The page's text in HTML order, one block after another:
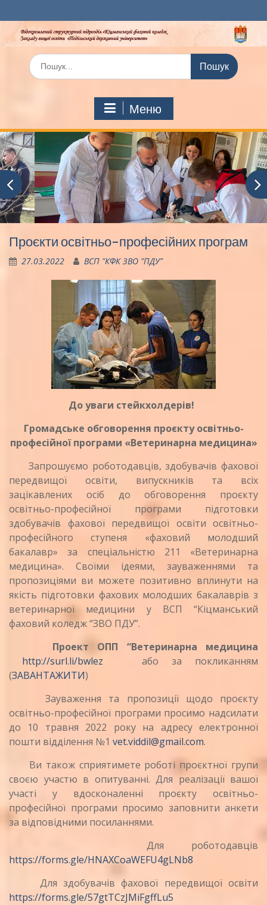
до
вмісту
Шукати:
Меню
Проєкти освітньо-професійних програм
27.03.2022 ВСП "КФК ЗВО "ПДУ"
До уваги стейкхолдерів!
Громадське обговорення проєкту освітньо-
професійної програми «Ветеринарна медицина»
Запрошуємо роботодавців, здобувачів фахової
передвищої освіти, випускників та всіх
зацікавлених осіб до обговорення проєкту
освітньо-професійної програми підготовки
здобувачів фахової передвищої освіти освітньо-
професійного ступеня «фаховий молодший
бакалавр» за спеціальністю 211 «Ветеринарна
медицина». Своїми ідеями, зауваженнями та
пропозиціями ви можете позитивно вплинути на
якість підготовки фахових молодших бакалаврів з
ветеринарної медицини у ВСП “Кіцманський
фаховий коледж “ЗВО ПДУ”.
Проект ОПП “Ветеринарна медицина
http://surl.li/bwlez або за покликанням
(ЗАВАНТАЖИТИ)
Зауваження та пропозиції щодо проєкту
освітньо-професійної програми просимо надсилати
до 10 травня 2022 року на адресу електронної
пошти відділення №1 vet.viddil@gmail.com.
Ви також сприятимете роботі проєктної групи
своєю участю в опитуванні. Для реалізації вашої
участі у вдосконаленні проєкту освітньо-
професійної програми просимо заповнити анкети
за відповідними посиланнями.
Для роботодавців
https://forms.gle/HNAXCoaWEFU4gLNb8
Для здобувачів фахової передвищої освіти
https://forms.gle/57gtTCzJMiFgffLu5